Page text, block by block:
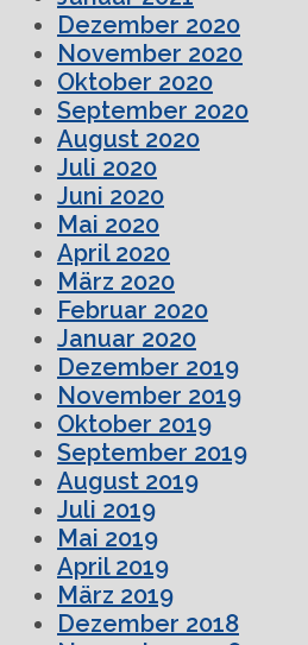
Dezember 2020
November 2020
Oktober 2020
September 2020
August 2020
Juli 2020
Juni 2020
Mai 2020
April 2020
März 2020
Februar 2020
Januar 2020
Dezember 2019
November 2019
Oktober 2019
September 2019
August 2019
Juli 2019
Mai 2019
April 2019
März 2019
Dezember 2018